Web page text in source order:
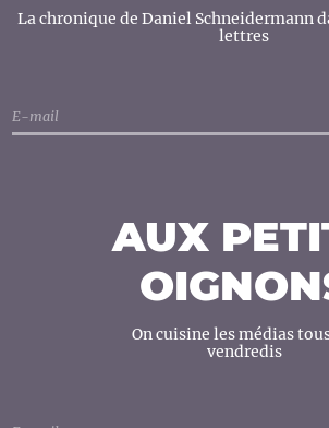
La chronique de Daniel Schneidermann
lettres
AUX
On cuisine les médias
vendredis